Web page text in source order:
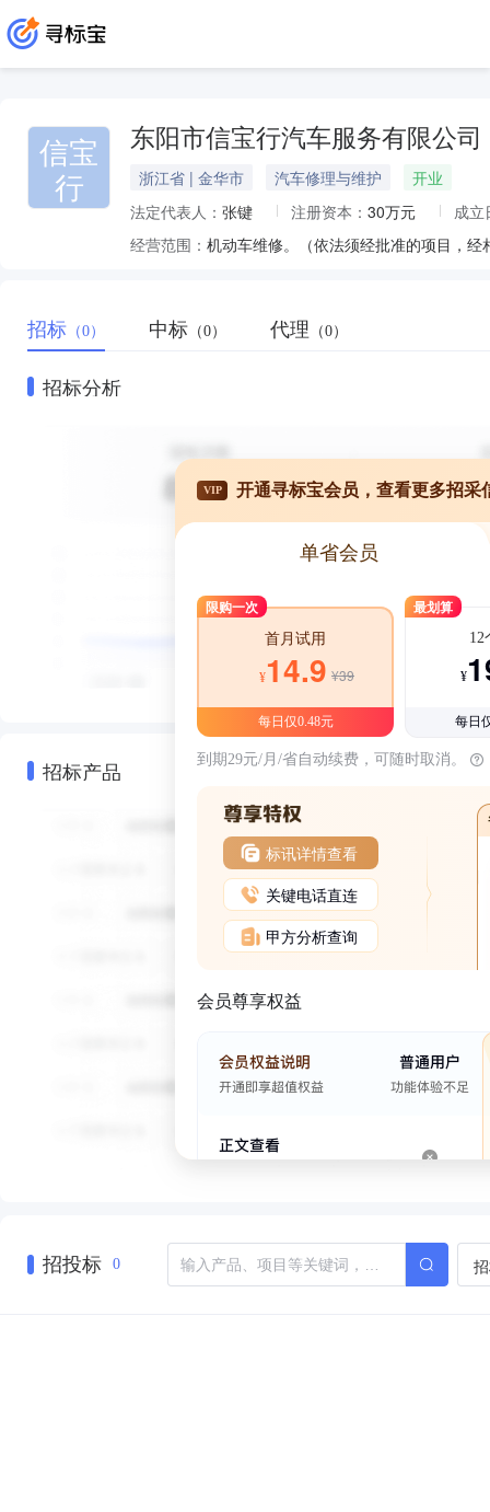
信宝
行
东阳市信宝行汽车服务有限公司
浙江省 | 金华市 汽车修理与维护
开业
法定代表人： 张键 注册资本： 30万元
成立
经营范围： 机动车维修。（依法须经批准的项目，
招标 （0） 中标 （0） 代理 （0）
招标分析
招标产品
VIP 开通寻标宝会员，查看更多招采
单省会员
限购一次
首月试用
¥14.9 ¥39
每日仅0.48元
最划算
12
¥
每日
到期29元/月/省自动续费，可随时取消。
标讯详情查看
关键电话直连
甲方分析查询
会员尊享权益
招投标 0